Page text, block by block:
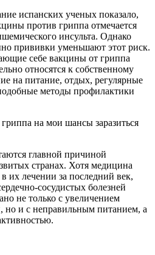
испанских ученых показало,
против гриппа отмечается
инсульта. Однако
прививки уменьшают этот риск.
себе вакцины от гриппа
относятся к собственному
на питание, отдых, регулярные
методы профилактики
на мои шансы заразиться
главной причиной
странах. Хотя медицина
их лечении за последний век,
сосудистых болезней
не только с увеличением
но и с неправильным питанием, а